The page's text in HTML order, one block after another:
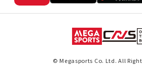
© Megasports Co. Ltd. All